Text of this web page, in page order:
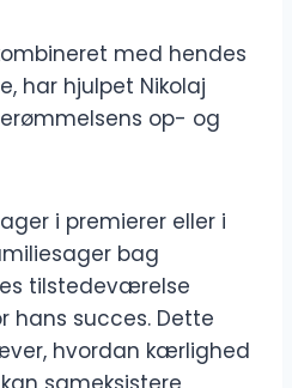
med hendes
har hjulpet Nikolaj
op- og
i premierer eller i
bag
tilstedeværelse
succes. Dette
hvordan kærlighed